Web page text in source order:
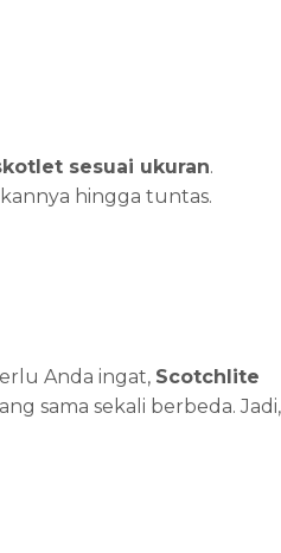
sesuai ukuran.
hingga tuntas.
Anda ingat, Scotchlite
sama sekali berbeda. Jadi,